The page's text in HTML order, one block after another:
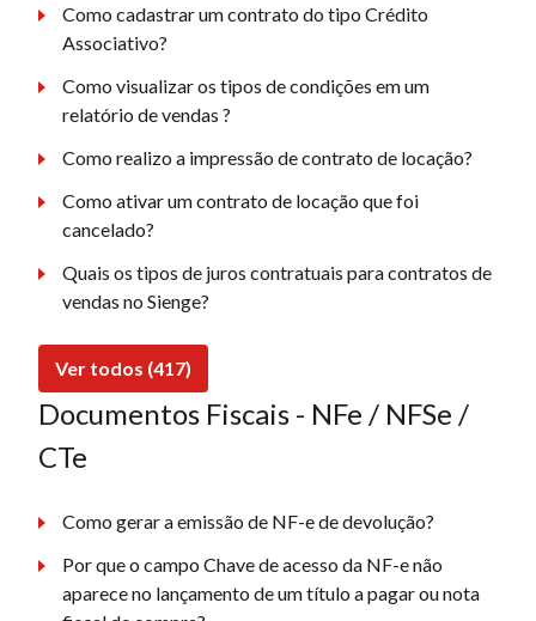
Como cadastrar um contrato do tipo Crédito
Associativo?
Como visualizar os tipos de condições em um
relatório de vendas ?
Como realizo a impressão de contrato de locação?
Como ativar um contrato de locação que foi
cancelado?
Quais os tipos de juros contratuais para contratos de
vendas no Sienge?
Ver todos (417)
Documentos Fiscais - NFe / NFSe /
CTe
Como gerar a emissão de NF-e de devolução?
Por que o campo Chave de acesso da NF-e não
aparece no lançamento de um título a pagar ou nota